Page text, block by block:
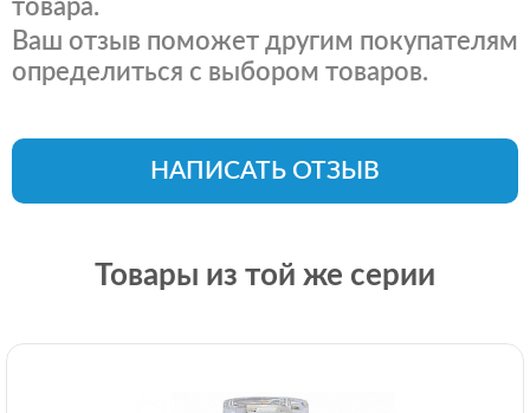
товара.
Ваш отзыв поможет другим покупателям
определиться с выбором товаров.
НАПИСАТЬ ОТЗЫВ
Товары из той же серии